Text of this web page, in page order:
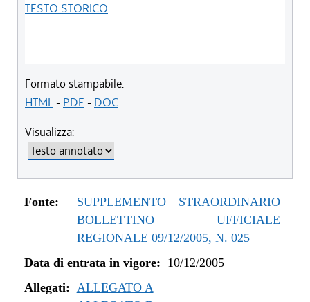
TESTO STORICO
Formato stampabile:
HTML- PDF - DOC
Visualizza:
Fonte:
SUPPLEMENTO STRAORDINARIO
BOLLETTINO UFFICIALE
REGIONALE 09/12/2005, N. 025
Data di entrata in vigore: 10/12/2005
Allegati: ALLEGATO A